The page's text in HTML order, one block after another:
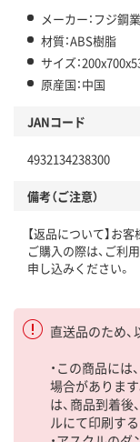
メーカー：フジ鋼業
材質：ABS樹脂
サイズ：
原産国：中国
JANコード
4932134238300
備考（ご注意）
【返品について】お
ご購入の際は、ご利
申し込みください。
直送品のため、
・この商品に
場合がありま
は、商品到着
ルにて印刷す